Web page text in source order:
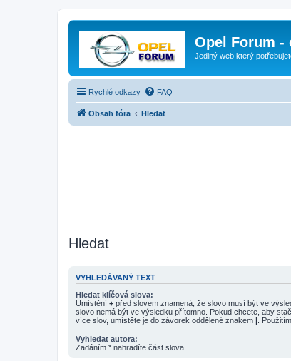
Opel Forum -
Jediný web který
Rychlé odkazy FAQ
Obsah fóra Hledat
Hledat
VYHLEDÁVANÝ TEXT
Hledat klíčová slova:
Umístění + před slovem znamená, že slovo musí být ve
slovo nemá být ve výsledku přítomno. Pokud chcete, aby
více slov, umístěte je do závorek oddělené znakem | .
Vyhledat autora:
Zadáním * nahradíte část slova